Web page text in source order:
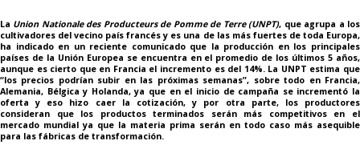
La Union Nationale des Producteurs de Pomme de Terre (UNPT), que agrupa a los
cultivadores del vecino país francés y es una de las más fuertes de toda Europa,
ha indicado en un reciente comunicado que la producción en los principales
países de la Unión Europea se encuentra en el promedio de los últimos 5 años,
aunque es cierto que en Francia el incremento es del 14%. La UNPT estima que
“los precios podrían subir en las próximas semanas”, sobre todo en Francia,
Alemania, Bélgica y Holanda, ya que en el inicio de campaña se incrementó la
oferta y eso hizo caer la cotización, y por otra parte, los productores
consideran que los productos terminados serán más competitivos en el
mercado mundial ya que la materia prima serán en todo caso más asequible
para las fábricas de transformación.